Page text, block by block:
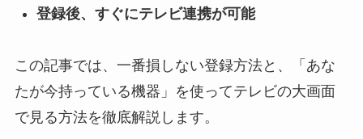
登録後、すぐにテレビ連携が可能
この記事では、一番損しない登録方法と、「あな
たが今持っている機器」を使ってテレビの大画面
で見る方法を徹底解説します。